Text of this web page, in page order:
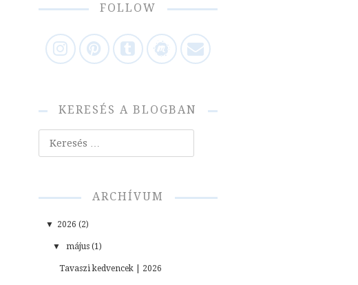
FOLLOW
KERESÉS A BLOGBAN
Keresés
ARCHÍVUM
▼ 2026 (2)
▼ május (1)
Tavaszi kedvencek | 2026